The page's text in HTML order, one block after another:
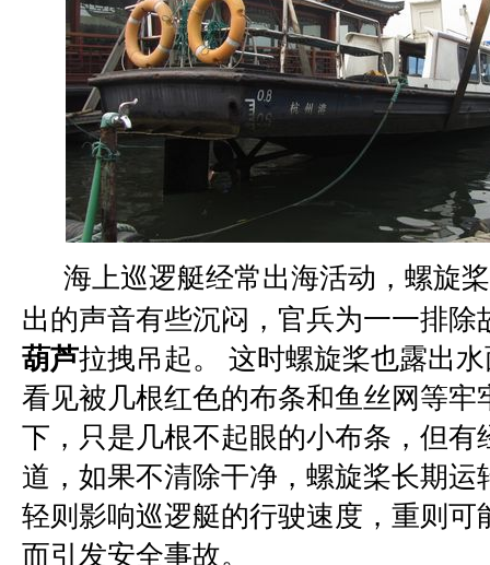
海上巡逻艇经常出海活动，螺旋
出的声音有些沉闷，官兵为一一排除
葫芦拉拽吊起。 这时螺旋桨也露出
看见被几根红色的布条和鱼丝网等牢
下，只是几根不起眼的小布条，但有
道，如果不清除干净，螺旋桨长期运
轻则影响巡逻艇的行驶速度，重则可
而引发安全事故。